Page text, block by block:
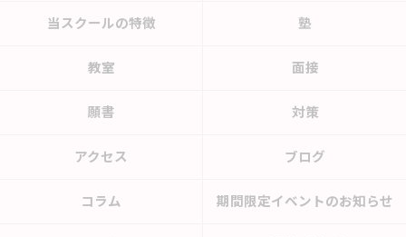
当スクールの特徴 塾
教室 面接
願書 対策
アクセス ブログ
コラム 期間限定イベントのお知らせ